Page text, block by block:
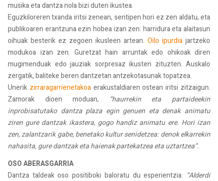
musika eta dantza nola bizi duten ikustea.
Eguzkiloreren txanda iritsi zenean, sentipen hori ez zen aldatu, eta
publikoaren erantzuna ezin hobea izan zen: harridura eta alaitasun
oihuak besterik ez zegoen ikusleen artean. Oilo ipurdia jartzeko
modukoa izan zen. Guretzat hain arruntak edo ohikoak diren
mugimenduak edo jauziak sorpresaz ikusten zituzten. Auskalo
zergatik, baliteke beren dantzetan antzekotasunak topatzea.
Unerik zirraragarrienetakoaerakustaldiaren ostean iritsi zitzaigun.
Zamorak dioen moduan, “haurrekin eta partaideekin
inprobisatutako dantza plaza egin genuen eta denak animatu
ziren gure dantzak ikastera, gogo handiz animatu ere. Hori izan
zen, zalantzarik gabe, benetako kultur senidetzea: denok elkarrekin
nahasita, gure dantzak eta haienak partekatzea eta uztartzea”.
OSO ABERASGARRIA
Dantza taldeak oso positiboki baloratu du esperientzia: “Alderdi